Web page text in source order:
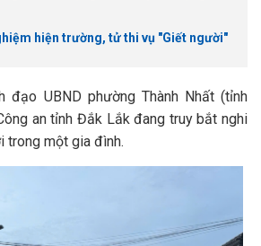
hiện trường, tử thi vụ "Giết người"
đạo UBND phường Thành Nhất (tỉnh
an tỉnh Đắk Lắk đang truy bắt nghi
trong một gia đình.